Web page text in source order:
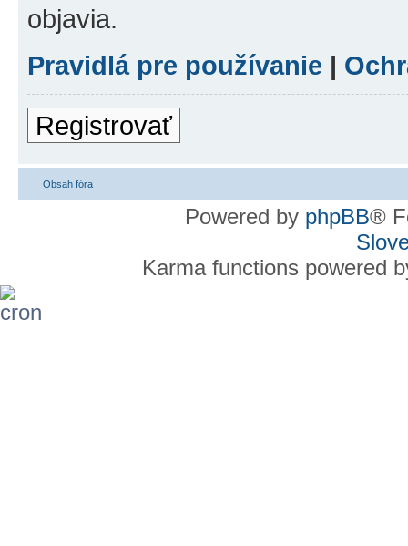
objavia.
Pravidlá pre používanie |
Registrovať
Obsah fóra
Powered by phpBB®
Karma functions powered